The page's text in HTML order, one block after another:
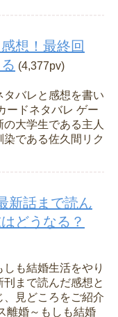
想！最終回
(4,377pv)
タバレと感想を書い
ードネタバレ ゲー
大学生である主人
である佐久間リク
新話まで読ん
どうなる？
も結婚生活をやり
まで読んだ感想と
、見どころをご紹介
離婚～もしも結婚